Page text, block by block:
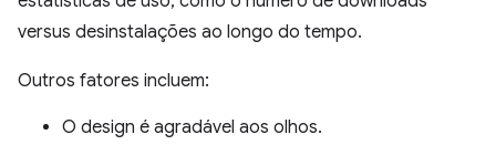
versus desinstalações ao longo do tempo.
Outros fatores incluem:
O design é agradável aos olhos.